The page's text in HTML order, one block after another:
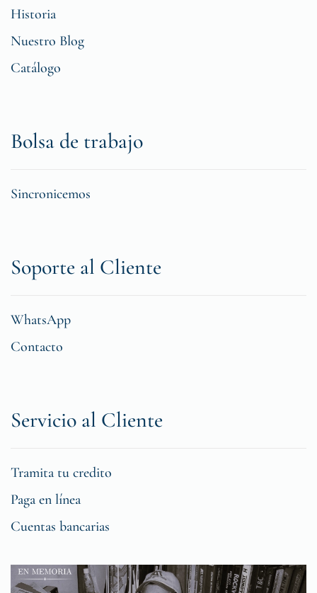
Historia
Nuestro Blog
Catálogo
Bolsa de trabajo
Sincronicemos
Soporte al Cliente
WhatsApp
Contacto
Servicio al Cliente
Tramita tu credito
Paga en línea
Cuentas bancarias